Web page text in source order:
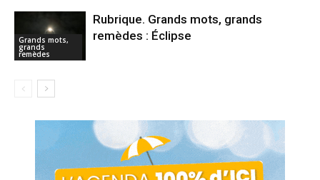
Grands mots,
grands
remèdes
Rubrique. Grands mots, grands
remèdes : Éclipse